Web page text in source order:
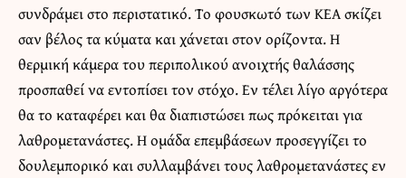
συνδράμει στο περιστατικό. Το φουσκωτό των ΚΕΑ σκίζει
σαν βέλος τα κύματα και χάνεται στον ορίζοντα. Η
θερμική κάμερα του περιπολικού ανοιχτής θαλάσσης
προσπαθεί να εντοπίσει τον στόχο. Εν τέλει λίγο αργότερα
θα το καταφέρει και θα διαπιστώσει πως πρόκειται για
λαθρομετανάστες. Η ομάδα επεμβάσεων προσεγγίζει το
δουλεμπορικό και συλλαμβάνει τους λαθρομετανάστες εν